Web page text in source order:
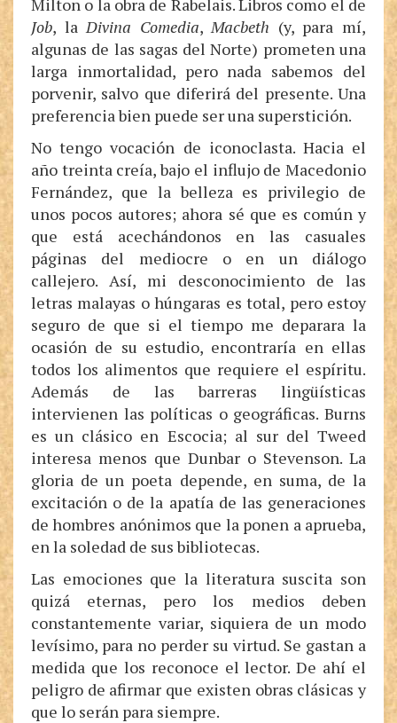
Milton o la obra de Rabelais. Libros como el de
Job, laDivina Comedia,Macbeth (y, para mí,
algunas de las sagas del Norte) prometen una
larga inmortalidad, pero nada sabemos del
porvenir, salvo que diferirá del presente. Una
preferencia bien puede ser una superstición.
No tengo vocación de iconoclasta. Hacia el
año treinta creía, bajo el influjo de Macedonio
Fernández, que la belleza es privilegio de
unos pocos autores; ahora sé que es común y
que está acechándonos en las casuales
páginas del mediocre o en un diálogo
callejero. Así, mi desconocimiento de las
letras malayas o húngaras es total, pero estoy
seguro de que si el tiempo me deparara la
ocasión de su estudio, encontraría en ellas
todos los alimentos que requiere el espíritu.
Además de las barreras lingüísticas
intervienen las políticas o geográficas. Burns
es un clásico en Escocia; al sur del Tweed
interesa menos que Dunbar o Stevenson. La
gloria de un poeta depende, en suma, de la
excitación o de la apatía de las generaciones
de hombres anónimos que la ponen a aprueba,
en la soledad de sus bibliotecas.
Las emociones que la literatura suscita son
quizá eternas, pero los medios deben
constantemente variar, siquiera de un modo
levísimo, para no perder su virtud. Se gastan a
medida que los reconoce el lector. De ahí el
peligro de afirmar que existen obras clásicas y
que lo serán para siempre.